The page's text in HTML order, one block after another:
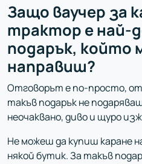
Защо ваучер за
трактор е най-
подарък, който
направиш?
Отговорът е по-просто,
такъв подарък не
неочаквано, диво и щуро
Не можеш да купиш каране
някой бутик. За такъв